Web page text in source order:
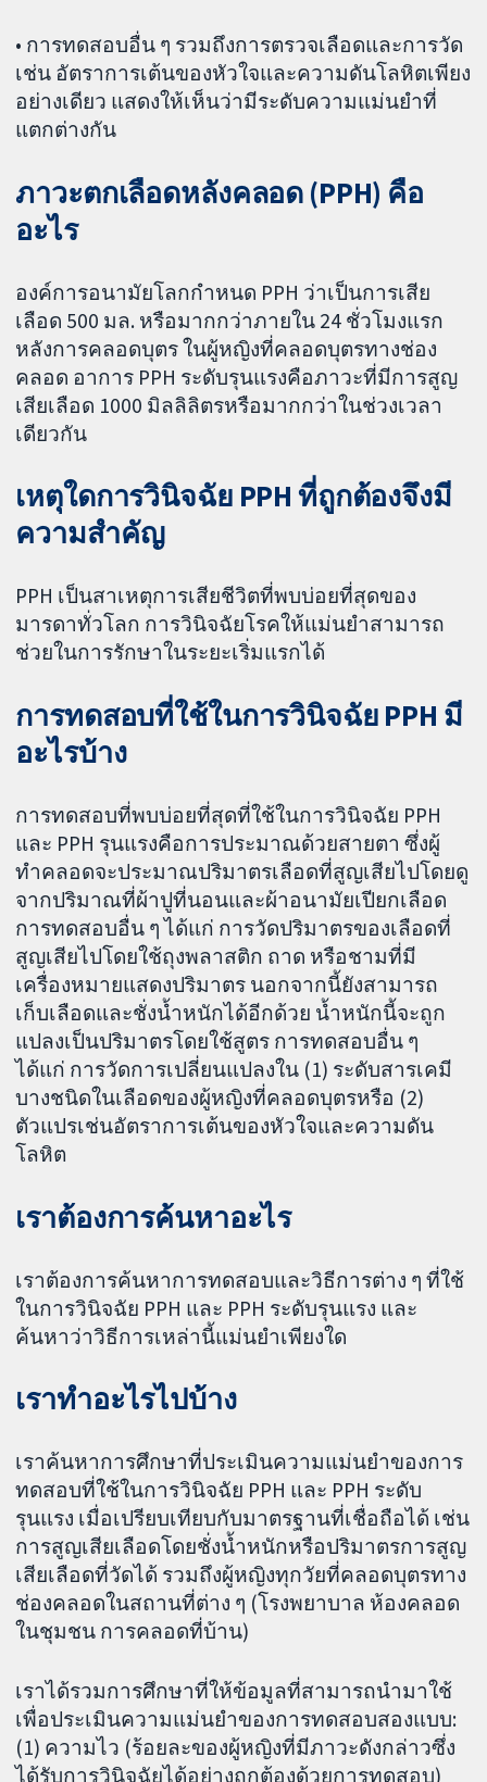
• การทดสอบอื่น ๆ รวมถึงการตรวจเลือดและการวัด
เช่น อัตราการเต้นของหัวใจและความดันโลหิตเพียง
อย่างเดียว แสดงให้เห็นว่ามีระดับความแม่นยำที่
แตกต่างกัน
ภาวะตกเลือดหลังคลอด (PPH) คือ
อะไร
องค์การอนามัยโลกกำหนด PPH ว่าเป็นการเสีย
เลือด 500 มล. หรือมากกว่าภายใน 24 ชั่วโมงแรก
หลังการคลอดบุตร ในผู้หญิงที่คลอดบุตรทางช่อง
คลอด อาการ PPH ระดับรุนแรงคือภาวะที่มีการสูญ
เสียเลือด 1000 มิลลิลิตรหรือมากกว่าในช่วงเวลา
เดียวกัน
เหตุใดการวินิจฉัย PPH ที่ถูกต้องจึงมี
ความสำคัญ
PPH เป็นสาเหตุการเสียชีวิตที่พบบ่อยที่สุดของ
มารดาทั่วโลก การวินิจฉัยโรคให้แม่นยำสามารถ
ช่วยในการรักษาในระยะเริ่มแรกได้
การทดสอบที่ใช้ในการวินิจฉัย PPH มี
อะไรบ้าง
การทดสอบที่พบบ่อยที่สุดที่ใช้ในการวินิจฉัย PPH
และ PPH รุนแรงคือการประมาณด้วยสายตา ซึ่งผู้
ทำคลอดจะประมาณปริมาตรเลือดที่สูญเสียไปโดยดู
จากปริมาณที่ผ้าปูที่นอนและผ้าอนามัยเปียกเลือด
การทดสอบอื่น ๆ ได้แก่ การวัดปริมาตรของเลือดที่
สูญเสียไปโดยใช้ถุงพลาสติก ถาด หรือชามที่มี
เครื่องหมายแสดงปริมาตร นอกจากนี้ยังสามารถ
เก็บเลือดและชั่งน้ำหนักได้อีกด้วย น้ำหนักนี้จะถูก
แปลงเป็นปริมาตรโดยใช้สูตร การทดสอบอื่น ๆ
ได้แก่ การวัดการเปลี่ยนแปลงใน (1) ระดับสารเคมี
บางชนิดในเลือดของผู้หญิงที่คลอดบุตรหรือ (2)
ตัวแปรเช่นอัตราการเต้นของหัวใจและความดัน
โลหิต
เราต้องการค้นหาอะไร
เราต้องการค้นหาการทดสอบและวิธีการต่าง ๆ ที่ใช้
ในการวินิจฉัย PPH และ PPH ระดับรุนแรง และ
ค้นหาว่าวิธีการเหล่านี้แม่นยำเพียงใด
เราทำอะไรไปบ้าง
เราค้นหาการศึกษาที่ประเมินความแม่นยำของการ
ทดสอบที่ใช้ในการวินิจฉัย PPH และ PPH ระดับ
รุนแรง เมื่อเปรียบเทียบกับมาตรฐานที่เชื่อถือได้ เช่น
การสูญเสียเลือดโดยชั่งน้ำหนักหรือปริมาตรการสูญ
เสียเลือดที่วัดได้ รวมถึงผู้หญิงทุกวัยที่คลอดบุตรทาง
ช่องคลอดในสถานที่ต่าง ๆ (โรงพยาบาล ห้องคลอด
ในชุมชน การคลอดที่บ้าน)
เราได้รวมการศึกษาที่ให้ข้อมูลที่สามารถนำมาใช้
เพื่อประเมินความแม่นยำของการทดสอบสองแบบ:
(1) ความไว (ร้อยละของผู้หญิงที่มีภาวะดังกล่าวซึ่ง
ได้รับการวินิจฉัยได้อย่างถูกต้องด้วยการทดสอบ)